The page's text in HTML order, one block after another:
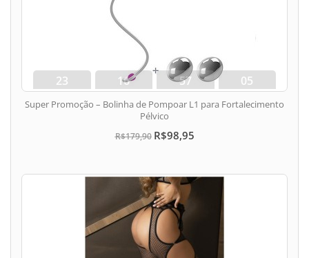
23
dias
16
hora
57
min
04
seg
Super Promoção – Bolinha de Pompoar L1 para Fortalecimento
Pélvico
R$179,90 R$98,95